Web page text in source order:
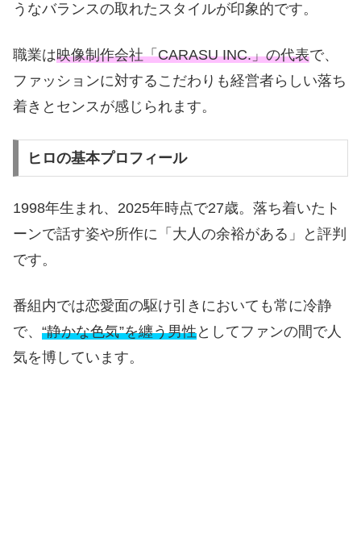
うなバランスの取れたスタイルが印象的です。
職業は映像制作会社「CARASU INC.」の代表で、
ファッションに対するこだわりも経営者らしい落ち
着きとセンスが感じられます。
ヒロの基本プロフィール
1998年生まれ、2025年時点で27歳。落ち着いたト
ーンで話す姿や所作に「大人の余裕がある」と評判
です。
番組内では恋愛面の駆け引きにおいても常に冷静
で、 “静かな色気”を纏う男性としてファンの間で人
気を博しています。